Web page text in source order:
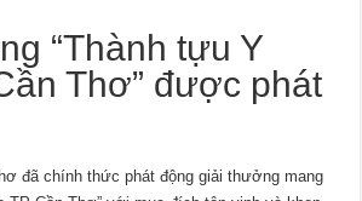
“Thành tựu Y
Thơ” được phát
đã chính thức phát động giải thưởng mang